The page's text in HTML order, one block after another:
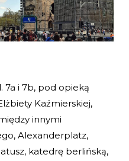
7a i 7b, pod opieką
Kaźmierskiej,
innymi
Alexanderplatz,
katedrę berlińską,